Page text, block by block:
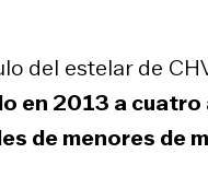
del estelar de
en 2013 a
de menores de